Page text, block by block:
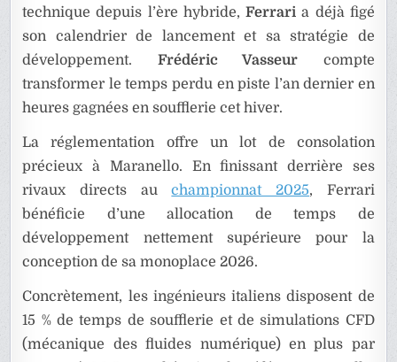
technique depuis l’ère hybride,Ferrari a déjà figé
son calendrier de lancement et sa stratégie de
développement. Frédéric Vasseur compte
transformer le temps perdu en piste l’an dernier en
heures gagnées en soufflerie cet hiver.
La réglementation offre un lot de consolation
précieux à Maranello. En finissant derrière ses
rivaux directs auchampionnat 2025, Ferrari
bénéficie d’une allocation de temps de
développement nettement supérieure pour la
conception de sa monoplace 2026.
Concrètement, les ingénieurs italiens disposent de
15 % de temps de soufflerie et de simulations CFD
(mécanique des fluides numérique) en plus par